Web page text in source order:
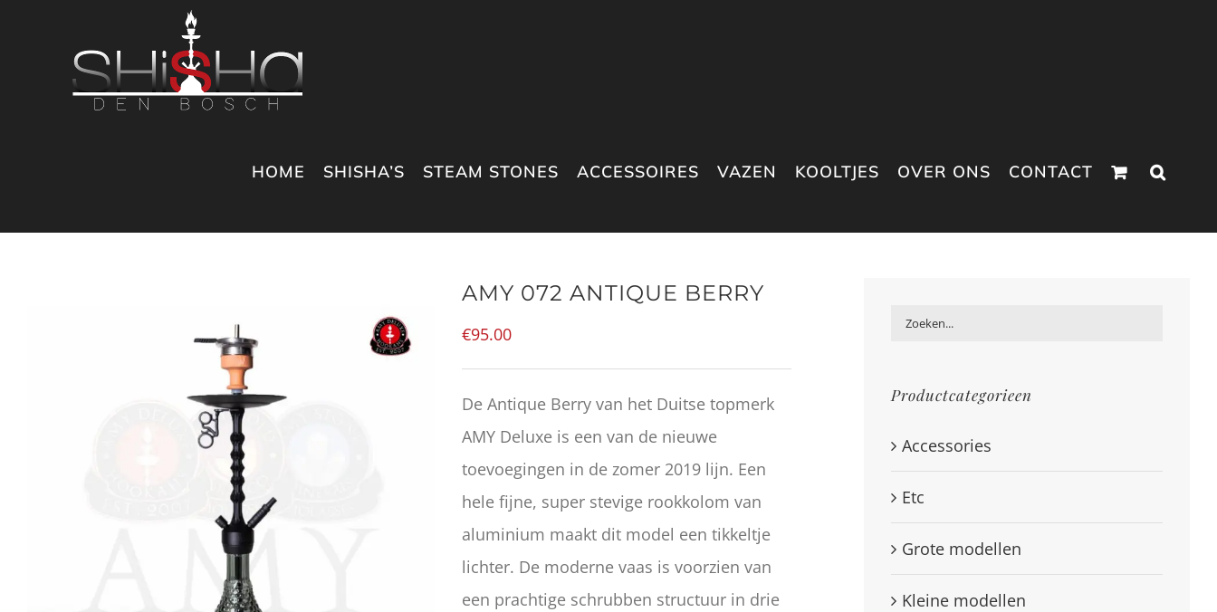
HOME SHISHA’S STEAM STONES ACCESSOIRES VAZEN KOOLTJES OVER ONS CONTACT
AMY 072 ANTIQUE BERRY
€95.00
De Antique Berry van het Duitse topmerk
AMY Deluxe is een van de nieuwe
toevoegingen in de zomer 2019 lijn. Een
hele fijne, super stevige rookkolom van
aluminium maakt dit model een tikkeltje
lichter. De moderne vaas is voorzien van
een prachtige schrubben structuur in drie
Productcategorieen
Accessories
Etc
Grote modellen
Kleine modellen